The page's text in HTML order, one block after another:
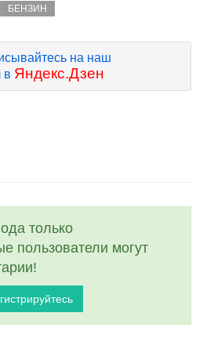
БЕНЗИН
на наш
в Яндекс.Дзен
только
пользователи могут